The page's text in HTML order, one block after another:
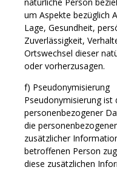
um Aspekte bezüglich
Lage, Gesundheit,
Zuverlässigkeit,
Ortswechsel dieser
oder vorherzusagen.
f) Pseudonymisierung
Pseudonymisierung ist
personenbezogener
die
zusätzlicher
betroffenen Person
diese zusätzlichen